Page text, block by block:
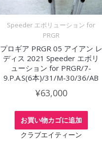
Speeder エボリューション for
PRGR
プロギア PRGR 05 アイアン レ
ディス 2021 Speeder エボリ
ューション for PRGR/7-
9.P.A.S(6本)/31/M-30/36/AB
¥63,000
お買い物カゴに追加
クラブエイティーン